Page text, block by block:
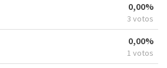
0,00%
3 votos
0,00%
1 votos